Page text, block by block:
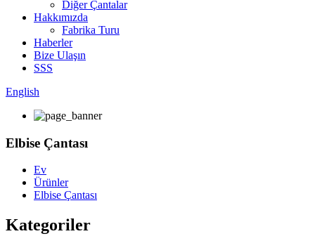
Diğer Çantalar
Hakkımızda
Fabrika Turu
Haberler
Bize Ulaşın
SSS
English
Elbise Çantası
Ev
Ürünler
Elbise Çantası
Kategoriler